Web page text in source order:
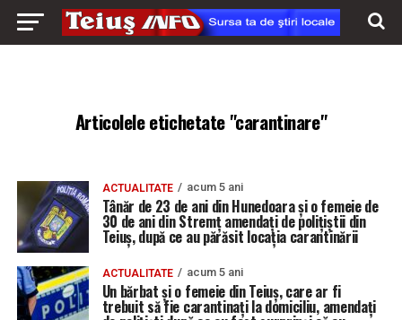
Articolele etichetate "carantinare"
ACTUALITATE acum 5 ani
Tânăr de 23 de ani din Hunedoara și o femeie de
30 de ani din Stremț amendați de polițiștii din
Teiuș, după ce au părăsit locația carantinării
ACTUALITATE acum 5 ani
Un bărbat și o femeie din Teiuș, care ar fi
trebuit să fie carantinați la domiciliu, amendați